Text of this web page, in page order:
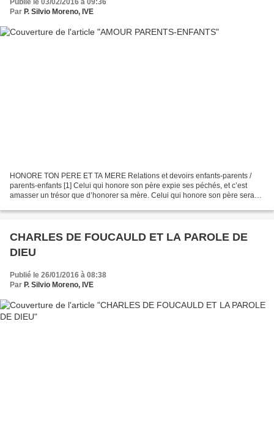
Publié le 03/02/2016 à 09:36
Par P. Silvio Moreno, IVE
HONORE TON PERE ET TA MERE Relations et devoirs enfants-parents /
parents-enfants [1] Celui qui honore son père expie ses péchés, et c’est
amasser un trésor que d’honorer sa mère. Celui qui honore son père sera
CHARLES DE FOUCAULD ET LA PAROLE DE
DIEU
Publié le 26/01/2016 à 08:38
Par P. Silvio Moreno, IVE